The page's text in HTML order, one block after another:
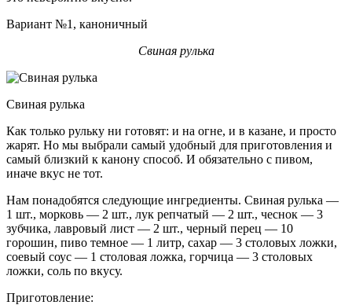
Вариант №1, каноничный
Свиная рулька
Свиная рулька
Как только рульку ни готовят: и на огне, и в казане, и просто
жарят. Но мы выбрали самый удобный для приготовления и
самый близкий к канону способ. И обязательно с пивом,
иначе вкус не тот.
Нам понадобятся следующие ингредиенты. Свиная рулька —
1 шт., морковь — 2 шт., лук репчатый — 2 шт., чеснок — 3
зубчика, лавровый лист — 2 шт., черный перец — 10
горошин, пиво темное — 1 литр, сахар — 3 столовых ложки,
соевый соус — 1 столовая ложка, горчица — 3 столовых
ложки, соль по вкусу.
Приготовление: